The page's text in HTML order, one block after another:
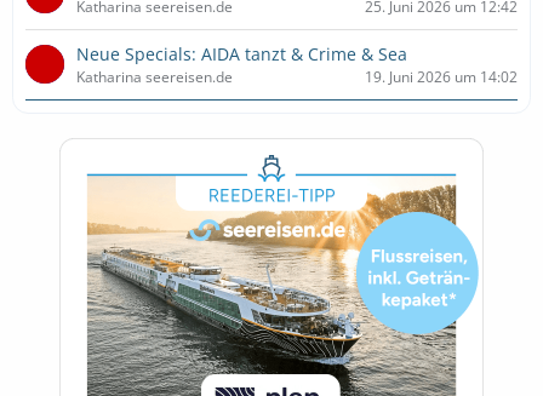
Katharina seereisen.de 25. Juni 2026 um 12:42
Neue Specials: AIDA tanzt & Crime & Sea
Katharina seereisen.de 19. Juni 2026 um 14:02